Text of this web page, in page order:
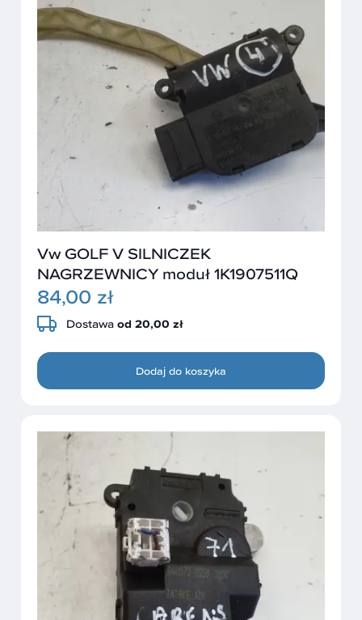
Vw GOLF V SILNICZEK
NAGRZEWNICY moduł 1K1907511Q
84,00 zł
Dostawa od 20,00 zł
Dodaj do koszyka